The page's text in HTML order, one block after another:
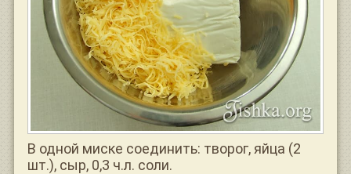
В одной миске соединить: творог, яйца (2
шт.), сыр, 0,3 ч.л. соли.